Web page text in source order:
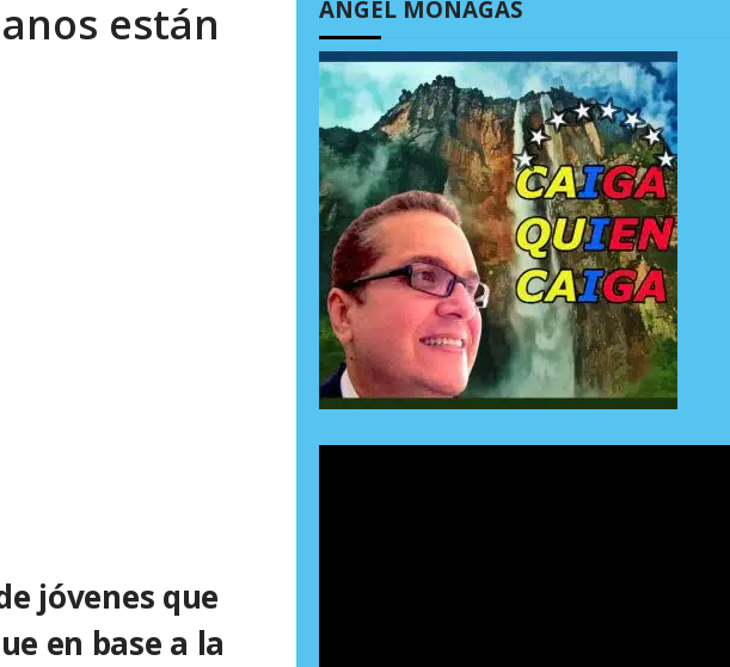
están
jóvenes que
en base a la
ÁNGEL MONAGAS